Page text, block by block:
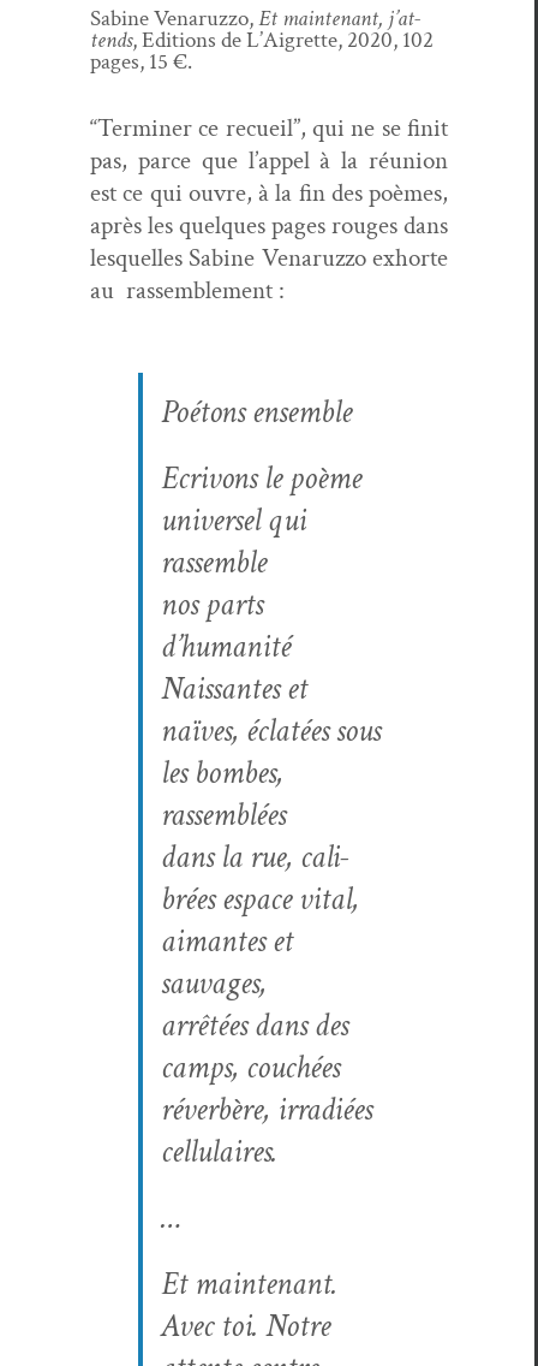
Sabine Venaruz­zo,Et main­tenant, j’at­
tends, Edi­tions de L’Ai­grette, 2020, 102
pages, 15 €.
“Ter­min­er ce recueil”, qui ne se finit
pas, parce que l’ap­pel à la réu­nion
est ce qui ouvre, à la fin des poèmes,
après les quelques pages rouges dans
lesquelles Sabine Venaruz­zo exhorte
au rassemblement :
Poé­tons ensemble
Ecrivons le poème
uni­versel qui
rassem­ble
nos parts
d’humanité
Nais­santes et
naïves, éclatées sous
les bombes,
rassemblées
dans la rue, cal­i­
brées espace vital,
aimantes et
sauvages,
arrêtées dans des
camps, couchées
réver­bère, irradiées
cellulaires.
…
Et main­tenant.
Avec toi. Notre